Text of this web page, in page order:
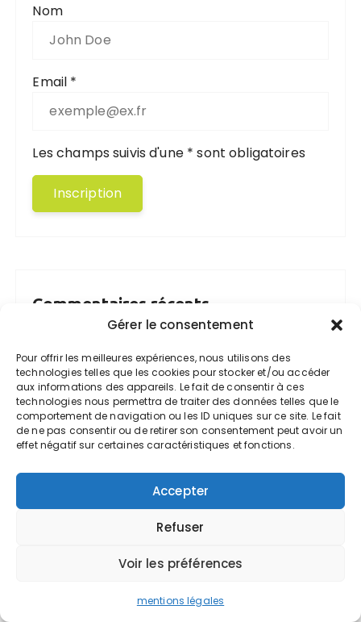
Gérer le consentement
Pour offrir les meilleures expériences, nous utilisons des
technologies telles que les cookies pour stocker et/ou accéder
aux informations des appareils. Le fait de consentir à ces
technologies nous permettra de traiter des données telles que le
comportement de navigation ou les ID uniques sur ce site. Le fait
de ne pas consentir ou de retirer son consentement peut avoir un
effet négatif sur certaines caractéristiques et fonctions.
Accepter
Refuser
Voir les préférences
mentions légales
Nom
Email *
Les champs suivis d'une * sont obligatoires
Commentaires récents
les filtres anti-spam dans une campagne
e-mailing
CherifsurPréparer sa demande de
retraite
Connaître et maîtriser votre taux de
marge
Personne morale et personne physique,
Expert-comptable Valoxy